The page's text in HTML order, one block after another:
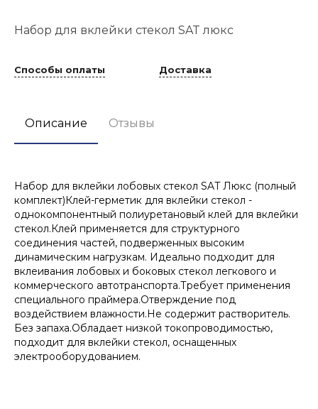
Набор для вклейки стекол SAT люкс
Способы оплаты Доставка
Описание Отзывы
Набор для вклейки лобовых стекол SAT Люкс (полный
комплект)Клей-герметик для вклейки стекол -
однокомпонентный полиуретановый клей для вклейки
стекол.Клей применяется для структурного
соединения частей, подверженных высоким
динамическим нагрузкам. Идеально подходит для
вклеивания лобовых и боковых стекол легкового и
коммерческого автотранспорта.Требует применения
специального праймера.Отверждение под
воздействием влажности.Не содержит растворитель.
Без запаха.Обладает низкой токопроводимостью,
подходит для вклейки стекол, оснащенных
электрооборудованием.